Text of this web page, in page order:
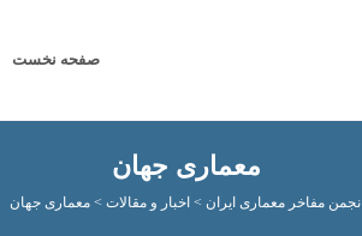
صفحه نخست
معماری جهان
انجمن مفاخر معماری ایران > اخبار و مقالات >معماری جهان